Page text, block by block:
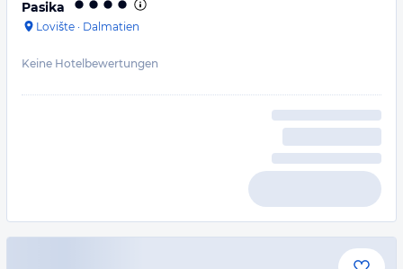
Pasika
Lovište · Dalmatien
Keine Hotelbewertungen